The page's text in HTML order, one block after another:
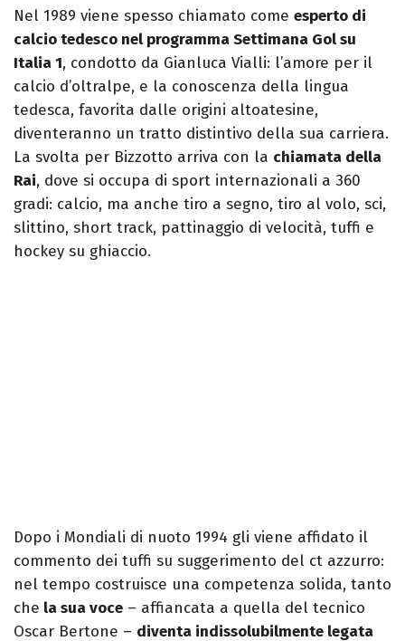
Nel 1989 viene spesso chiamato come esperto di
calcio tedesco nel programma Settimana Gol su
Italia 1, condotto da Gianluca Vialli: l’amore per il
calcio d’oltralpe, e la conoscenza della lingua
tedesca, favorita dalle origini altoatesine,
diventeranno un tratto distintivo della sua carriera.
La svolta per Bizzotto arriva con la chiamata della
Rai, dove si occupa di sport internazionali a 360
gradi: calcio, ma anche tiro a segno, tiro al volo, sci,
slittino, short track, pattinaggio di velocità, tuffi e
hockey su ghiaccio.
Dopo i Mondiali di nuoto 1994 gli viene affidato il
commento dei tuffi su suggerimento del ct azzurro:
nel tempo costruisce una competenza solida, tanto
che la sua voce – affiancata a quella del tecnico
Oscar Bertone – diventa indissolubilmente legata